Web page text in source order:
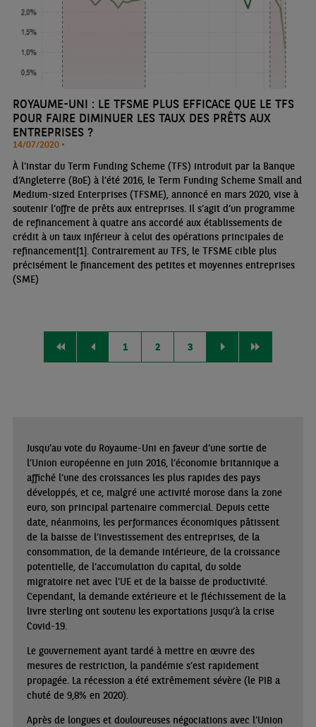
ROYAUME-UNI : LE TFSME PLUS EFFICACE QUE LE TFS
POUR FAIRE DIMINUER LES TAUX DES PRÊTS AUX
ENTREPRISES ?
14/07/2020 •
À l’instar du Term Funding Scheme (TFS) introduit par la Banque
d’Angleterre (BoE) à l’été 2016, le Term Funding Scheme Small and
Medium-sized Enterprises (TFSME), annoncé en mars 2020, vise à
soutenir l’offre de prêts aux entreprises. Il s’agit d’un programme
de refinancement à quatre ans accordé aux établissements de
crédit à un taux inférieur à celui des opérations principales de
refinancement[1]. Contrairement au TFS, le TFSME cible plus
précisément le financement des petites et moyennes entreprises
(SME)
1 2 3
Jusqu’au vote du Royaume-Uni en faveur d’une sortie de
l’Union européenne en juin 2016, l’économie britannique a
affiché l’une des croissances les plus rapides des pays
développés, et ce, malgré une activité morose dans la zone
euro, son principal partenaire commercial. Depuis cette
date, néanmoins, les performances économiques pâtissent
de la baisse de l’investissement des entreprises, de la
consommation, de la demande intérieure, de la croissance
potentielle, de l’accumulation du capital, du solde
migratoire net avec l’UE et de la baisse de productivité.
Cependant, la demande extérieure et le fléchissement de la
livre sterling ont soutenu les exportations jusqu’à la crise
Covid-19.
Le gouvernement ayant tardé à mettre en œuvre des
mesures de restriction, la pandémie s’est rapidement
propagée. La récession a été extrêmement sévère (le PIB a
chuté de 9,8% en 2020).
Après de longues et douloureuses négociations avec l’Union